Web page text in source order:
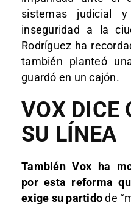
sistemas judicial
inseguridad a la
Rodríguez ha
también planteó
guardó en un cajón.
VOX DICE
SU LÍNEA
También Vox ha
por esta reforma
exige su partidode